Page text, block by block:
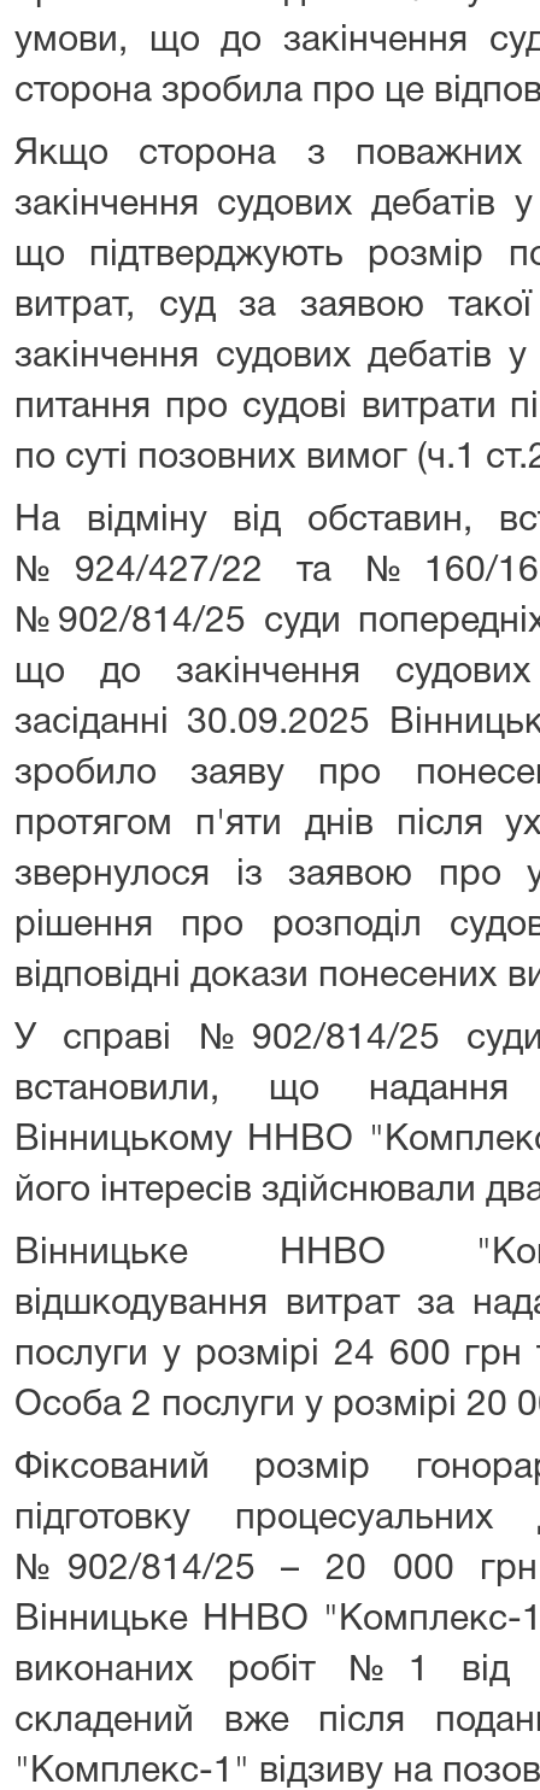
умови, що до закінчення
сторона зробила про це
Якщо сторона з
закінчення судових дебатів
що підтверджують розмір
витрат, суд за заявою
закінчення судових дебатів
питання про судові витрати
по суті позовних вимог (ч.1
На відміну від обставин,
№924/427/22 та №160/
№902/814/25 суди
що до закінчення
засіданні 30.09.2025
зробило заяву про
протягом п'яти днів після
звернулося із заявою про
рішення про розподіл
відповідні докази понесених
У справі №902/814/25 суди
встановили, що надання
Вінницькому ННВО
його інтересів здійснювали
Вінницьке ННВО
відшкодування витрат за
послуги у розмірі 24 600 грн
Особа 2 послуги у розмірі 20
Фіксований розмір
підготовку
№902/814/25 – 20 000
Вінницьке ННВО "Комплекс-
виконаних робіт №1 від
складений вже після
"Комплекс-1" відзиву на